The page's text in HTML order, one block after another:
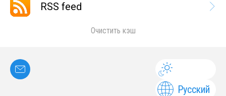
RSS feed
Очистить кэш
Русский